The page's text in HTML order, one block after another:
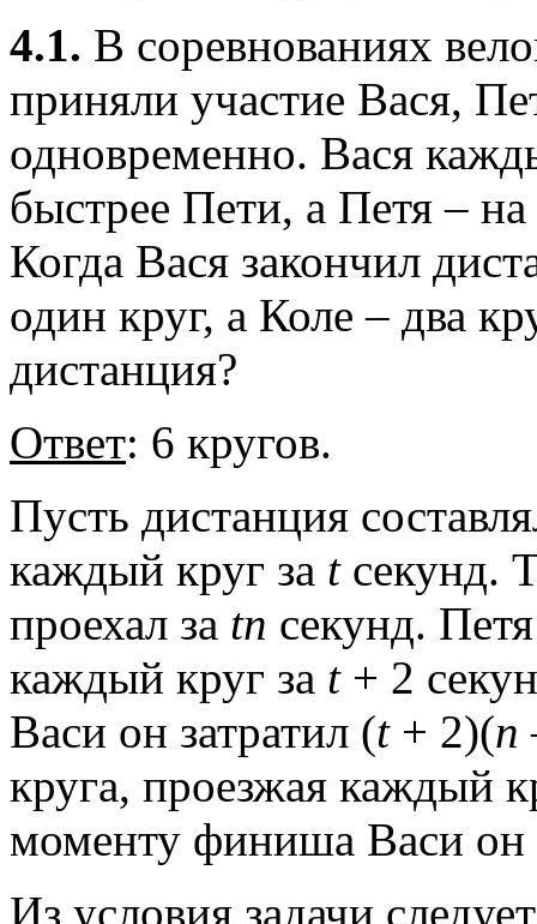
4.1. В соревнованиях
приняли участие Вася,
одновременно. Вася
быстрее Пети, а Петя –
Когда Вася закончил
один круг, а Коле – два
дистанция?
Ответ: 6 кругов.
Пусть дистанция
каждый круг за tсекунд.
проехал за tn секунд.
каждый круг за t+ 2
Васи он затратил (t+ 2)(n
круга, проезжая каждый
моменту финиша Васи он
Из условия задачи